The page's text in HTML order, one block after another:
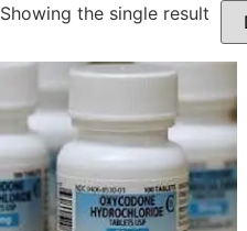
Showing the single result